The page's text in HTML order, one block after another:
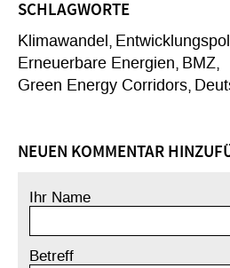
SCHLAGWORTE
Klimawandel
Erneuerbare Energien BMZ
Green Energy Corridors
NEUEN KOMMENTAR
Ihr Name
Betreff